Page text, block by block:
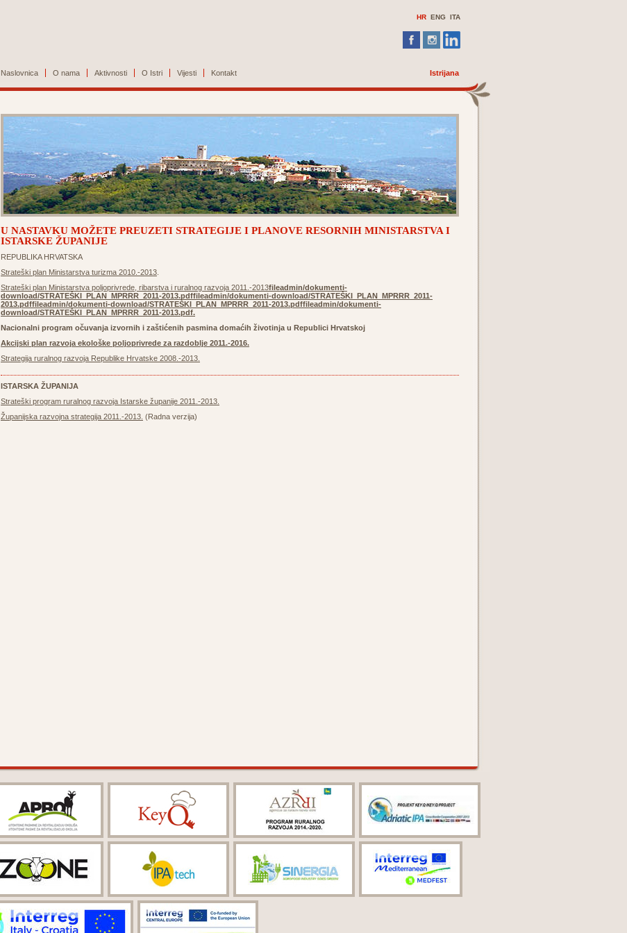
HR ENG ITA
Naslovnica O nama Aktivnosti O Istri Vijesti Kontakt Istrijana
U NASTAVKU MOŽETE PREUZETI STRATEGIJE I PLANOVE RESORNIH MINISTARSTVA I
ISTARSKE ŽUPANIJE
REPUBLIKA HRVATSKA
Strateški plan Ministarstva turizma 2010.-2013
Strateški plan Ministarstva poljoprivrede, ribarstva i ruralnog razvoja 2011.-2013fileadmin/dokumenti-
download/STRATEŠKI_PLAN_MPRRR_2011-2013.pdffileadmin/dokumenti-download/STRATEŠKI_PLAN_MPRRR_2011-
2013.pdffileadmin/dokumenti-download/STRATEŠKI_PLAN_MPRRR_2011-2013.pdffileadmin/dokumenti-
download/STRATEŠKI_PLAN_MPRRR_2011-2013.pdf.
Nacionalni program očuvanja izvornih i zaštićenih pasmina domaćih životinja u Republici Hrvatskoj
Akcijski plan razvoja ekološke poljoprivrede za razdoblje 2011.-2016.
Strategija ruralnog razvoja Republike Hrvatske 2008.-2013.
ISTARSKA ŽUPANIJA
Strateški program ruralnog razvoja Istarske županije 2011.-2013.
Županijska razvojna strategija 2011.-2013. (Radna verzija)